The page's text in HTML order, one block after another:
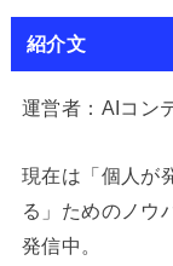
紹介文
運営者：AIコン
現在は「個人が
る」ためのノウ
発信中。